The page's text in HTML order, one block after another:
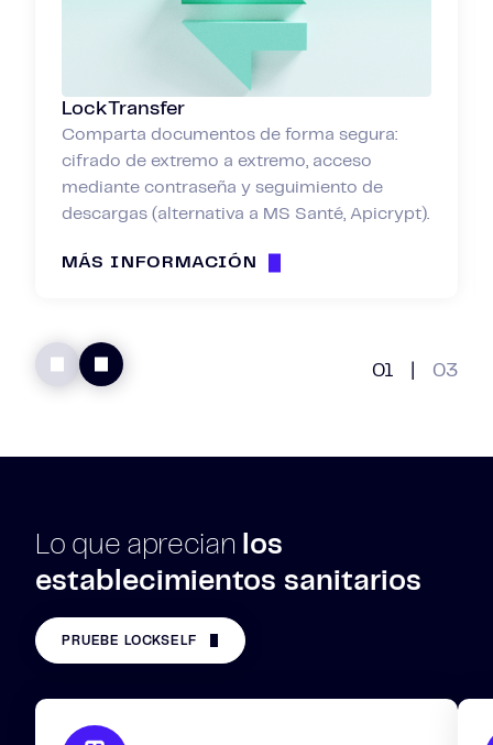
LockTransfer
Comparta documentos de forma segura:
cifrado de extremo a extremo, acceso
mediante contraseña y seguimiento de
descargas (alternativa a MS Santé, Apicrypt).
MÁS INFORMACIÓN
01 03
Lo que aprecian los
establecimientos sanitarios
PRUEBE LOCKSELF